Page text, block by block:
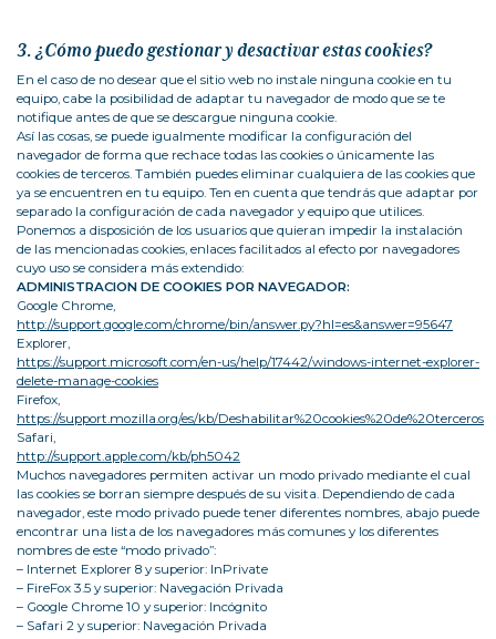
3. ¿Cómo puedo gestionar y desactivar estas cookies?
En el caso de no desear que el sitio web no instale ninguna cookie en tu
equipo, cabe la posibilidad de adaptar tu navegador de modo que se te
notifique antes de que se descargue ninguna cookie.
Así las cosas, se puede igualmente modificar la configuración del
navegador de forma que rechace todas las cookies o únicamente las
cookies de terceros. También puedes eliminar cualquiera de las cookies que
ya se encuentren en tu equipo. Ten en cuenta que tendrás que adaptar por
separado la configuración de cada navegador y equipo que utilices.
Ponemos a disposición de los usuarios que quieran impedir la instalación
de las mencionadas cookies, enlaces facilitados al efecto por navegadores
cuyo uso se considera más extendido:
ADMINISTRACION DE COOKIES POR NAVEGADOR:
Google Chrome,
http://support.google.com/chrome/bin/answer.py?hl=es&answer=95647
Explorer,
https://support.microsoft.com/en-us/help/17442/windows-internet-explorer-
delete-manage-cookies
Firefox,
https://support.mozilla.org/es/kb/Deshabilitar%20cookies%20de%20terceros
Safari,
http://support.apple.com/kb/ph5042
Muchos navegadores permiten activar un modo privado mediante el cual
las cookies se borran siempre después de su visita. Dependiendo de cada
navegador, este modo privado puede tener diferentes nombres, abajo puede
encontrar una lista de los navegadores más comunes y los diferentes
nombres de este “modo privado”:
– Internet Explorer 8 y superior: InPrivate
– FireFox 3.5 y superior: Navegación Privada
– Google Chrome 10 y superior: Incógnito
– Safari 2 y superior: Navegación Privada